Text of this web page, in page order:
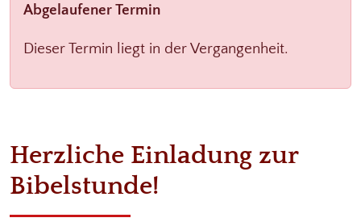
Abgelaufener Termin
Dieser Termin liegt in der Vergangenheit.
Herzliche Einladung zur
Bibelstunde!